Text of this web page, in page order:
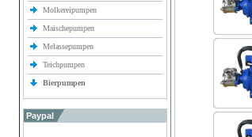
Molkereipumpen
Maischepumpen
Melassepumpen
Teichpumpen
Bierpumpen
Paypal